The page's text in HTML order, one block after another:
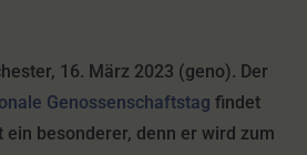
16. März 2023 (geno). Der
Genossenschaftstag findet
ein besonderer, denn er wird zum